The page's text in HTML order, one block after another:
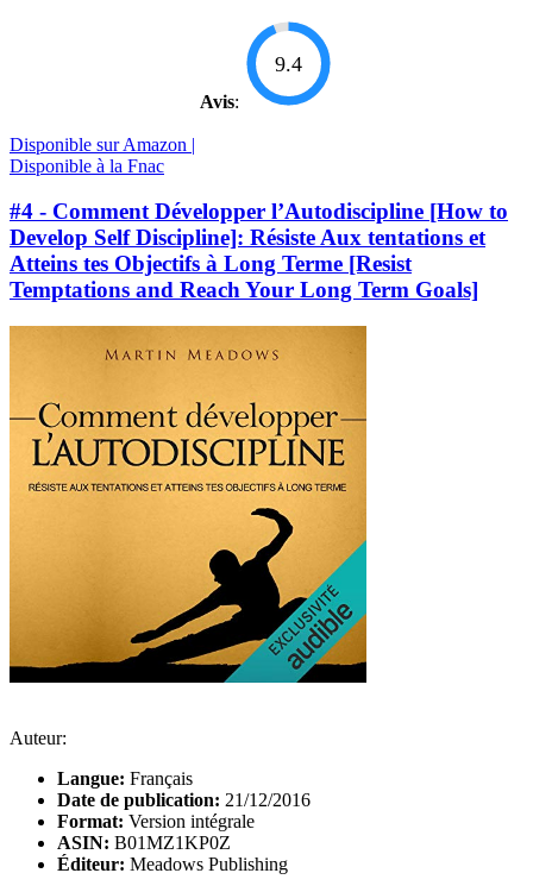
Avis:
9.4
Disponible sur Amazon |
Disponible à la Fnac
#4 - Comment Développer l’Autodiscipline [How to
Develop Self Discipline]: Résiste Aux tentations et
Atteins tes Objectifs à Long Terme [Resist
Temptations and Reach Your Long Term Goals]
Auteur:
Langue: Français
Date de publication: 21/12/2016
Format: Version intégrale
ASIN: B01MZ1KP0Z
Éditeur: Meadows Publishing